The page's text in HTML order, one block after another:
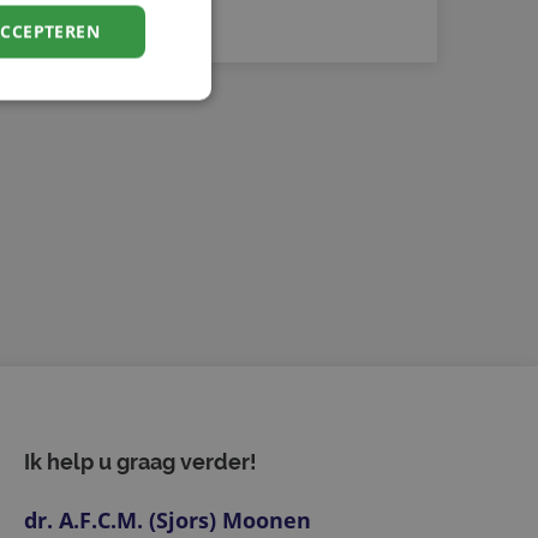
Ik help u graag verder!
dr. A.F.C.M. (Sjors) Moonen
en
tussen pagina's.
Script.com-
te
is